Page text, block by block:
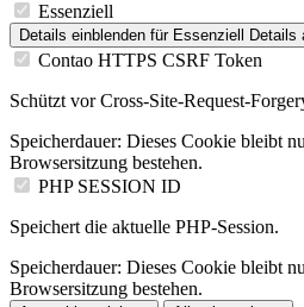
Essenziell
Details einblenden für Essenziell Details
Contao HTTPS CSRF Token
Schützt vor Cross-Site-Request-
Speicherdauer: Dieses Cookie bleibt
Browsersitzung bestehen.
PHP SESSION ID
Speichert die aktuelle PHP-Session.
Speicherdauer: Dieses Cookie bleibt
Browsersitzung bestehen.